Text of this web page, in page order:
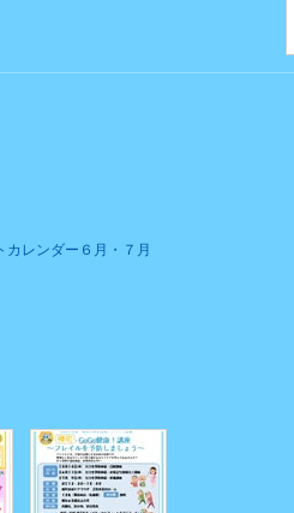
レンダー６月・７月